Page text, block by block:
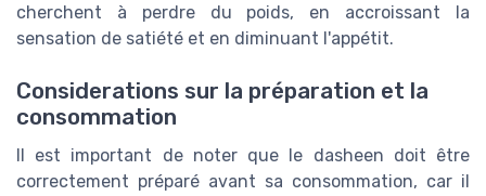
cherchent à perdre du poids, en accroissant la
sensation de satiété et en diminuant l'appétit.
Considerations sur la préparation et la
consommation
Il est important de noter que le dasheen doit être
correctement préparé avant sa consommation, car il